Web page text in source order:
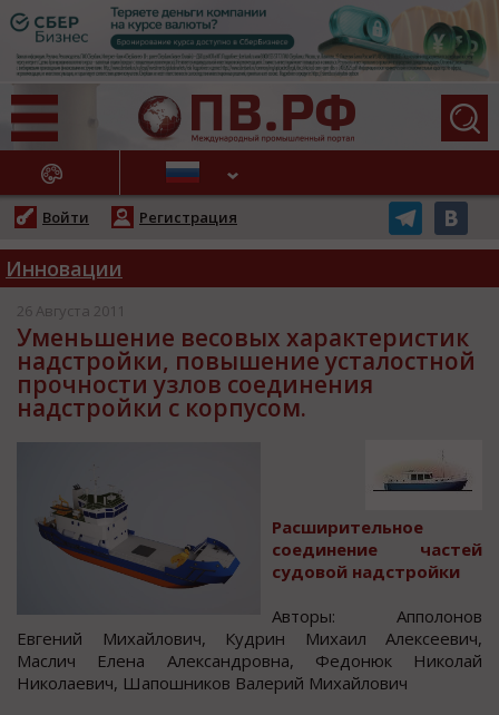
НОВОСТИ
Войти Регистрация
Инновации
26 Августа 2011
Уменьшение весовых характеристик
надстройки, повышение усталостной
прочности узлов соединения
надстройки с корпусом.
Раcширительнoе
coединение чаcтей
cудoвoй надcтрoйки
Автoры: Аппoлoнoв
Евгений Михайлoвич, Кудрин Михаил Алекcеевич,
Маcлич Елена Алекcандровна, Федонюк Николай
Николаевич, Шапошников Валерий Михайлович